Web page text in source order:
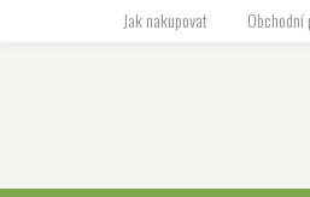
Jak nakupovat Obchodní